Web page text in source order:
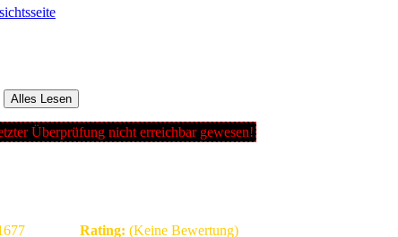
Alles Lesen
Überprüfung nicht erreichbar gewesen!
Rating: (Keine Bewertung)